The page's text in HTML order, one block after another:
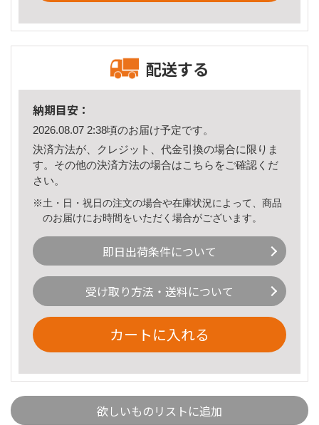
配送する
納期目安：
2026.08.07 2:38頃のお届け予定です。
決済方法が、クレジット、代金引換の場合に限りま
す。その他の決済方法の場合はこちら をご確認くだ
さい。
※土・日・祝日の注文の場合や在庫状況によって、商品
のお届けにお時間をいただく場合がございます。
即日出荷条件について
受け取り方法・送料について
カートに入れる
欲しいものリストに追加